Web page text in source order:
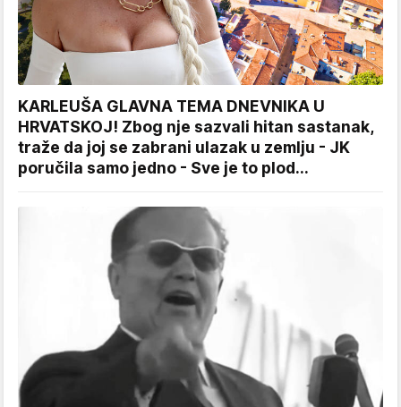
KARLEUŠA GLAVNA TEMA DNEVNIKA U
HRVATSKOJ! Zbog nje sazvali hitan sastanak,
traže da joj se zabrani ulazak u zemlju - JK
poručila samo jedno - Sve je to plod...